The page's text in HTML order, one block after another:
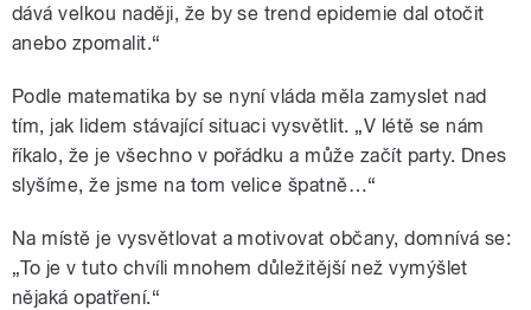
dává velkou naději, že by se trend epidemie dal otočit
anebo zpomalit.“
Podle matematika by se nyní vláda měla zamyslet nad
tím, jak lidem stávající situaci vysvětlit. „V létě se nám
říkalo, že je všechno v pořádku a může začít party. Dnes
slyšíme, že jsme na tom velice špatně…“
Na místě je vysvětlovat a motivovat občany, domnívá se:
„To je v tuto chvíli mnohem důležitější než vymýšlet
nějaká opatření.“